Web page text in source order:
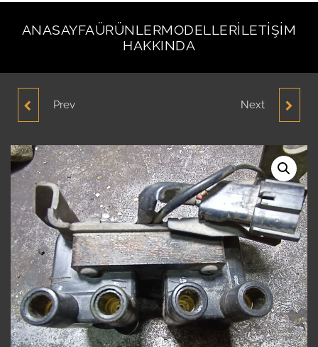
ANASAYFAÜRÜNLERMODELLERİLETIŞIM
HAKKINDA
HYUNDAİ EXCEL SAĞ
1994 ORJİNAL ÇIKMA
YEDEK PARÇA
Prev HYUNDAİ ACCENT 1.3-
KRANK MİLİ 1995-2000
ORJİNAL ÇIKMA YEDEK
PARÇA
Next